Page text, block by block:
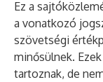
Ez a
a vonatkozó
szövetségi
minősülnek.
tartoznak, de